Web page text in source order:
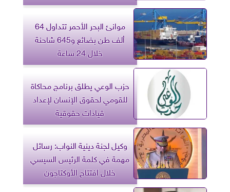
موانئ البحر الأحمر تتداول 64
ألف طن بضائع و645 شاحنة
خلال 24 ساعة
حزب الوعي يطلق برنامج محاكاة
للقومي لحقوق الإنسان لإعداد
قيادات حقوقية
وكيل لجنة دينية النواب: رسائل
مهمة في كلمة الرئيس السيسي
خلال افتتاح الأوكتاجون